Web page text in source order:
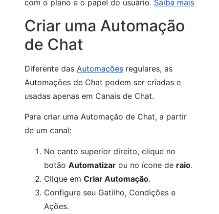
com o plano e o papel do usuário. Saiba mais
Criar uma Automação
de Chat
Diferente das Automações regulares, as
Automações de Chat podem ser criadas e
usadas apenas em Canais de Chat.
Para criar uma Automação de Chat, a partir
de um canal:
No canto superior direito, clique no
botão Automatizar ou no ícone de raio.
Clique em Criar Automação.
Configure seu Gatilho, Condições e
Ações.